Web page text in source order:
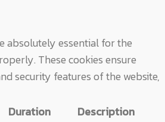
absolutely essential for the
These cookies ensure
security features of the website,
Duration Description